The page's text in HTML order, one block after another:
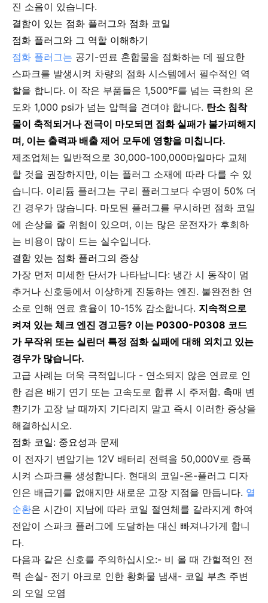
진 소음이 있습니다.
결함이 있는 점화 플러그와 점화 코일
점화 플러그와 그 역할 이해하기
점화 플러그는 공기-연료 혼합물을 점화하는 데 필요한
스파크를 발생시켜 차량의 점화 시스템에서 필수적인 역
할을 합니다. 이 작은 부품들은 1,500°F를 넘는 극한의 온
도와 1,000 psi가 넘는 압력을 견뎌야 합니다. 탄소 침착
물이 축적되거나 전극이 마모되면 점화 실패가 불가피해지
며, 이는 출력과 배출 제어 모두에 영향을 미칩니다.
제조업체는 일반적으로 30,000-100,000마일마다 교체
할 것을 권장하지만, 이는 플러그 소재에 따라 다를 수 있
습니다. 이리듐 플러그는 구리 플러그보다 수명이 50% 더
긴 경우가 많습니다. 마모된 플러그를 무시하면 점화 코일
에 손상을 줄 위험이 있으며, 이는 많은 운전자가 후회하
는 비용이 많이 드는 실수입니다.
결함 있는 점화 플러그의 증상
가장 먼저 미세한 단서가 나타납니다: 냉간 시 동작이 멈
추거나 신호등에서 이상하게 진동하는 엔진. 불완전한 연
소로 인해 연료 효율이 10-15% 감소합니다. 지속적으로
켜져 있는 체크 엔진 경고등? 이는 P0300-P0308 코드
가 무작위 또는 실린더 특정 점화 실패에 대해 외치고 있는
경우가 많습니다.
고급 사례는 더욱 극적입니다 - 연소되지 않은 연료로 인
한 검은 배기 연기 또는 고속도로 합류 시 주저함. 촉매 변
환기가 고장 날 때까지 기다리지 말고 즉시 이러한 증상을
해결하십시오.
점화 코일: 중요성과 문제
이 전자기 변압기는 12V 배터리 전력을 50,000V로 증폭
시켜 스파크를 생성합니다. 현대의 코일-온-플러그 디자
인은 배급기를 없애지만 새로운 고장 지점을 만듭니다. 열
순환은 시간이 지남에 따라 코일 절연체를 갈라지게 하여
전압이 스파크 플러그에 도달하는 대신 빠져나가게 합니
다.
다음과 같은 신호를 주의하십시오:- 비 올 때 간헐적인 전
력 손실- 전기 아크로 인한 황화물 냄새- 코일 부츠 주변
의 오일 오염